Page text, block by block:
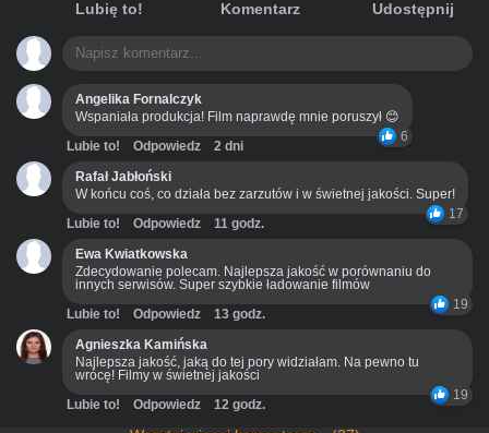
Lubię to! Komentarz Udostępnij
Angelika Fornalczyk
Wspaniała produkcja! Film naprawdę mnie poruszył 😊
6
Lubie to! Odpowiedz
2 dni
Rafał Jabłoński
W końcu coś, co działa bez zarzutów i w świetnej jakości. Super!
17
Lubie to! Odpowiedz
11 godz.
Ewa Kwiatkowska
Zdecydowanie polecam. Najlepsza jakość w porównaniu do
innych serwisów. Super szybkie ładowanie filmów
19
Lubie to! Odpowiedz
13 godz.
Agnieszka Kamińska
Najlepsza jakość, jaką do tej pory widziałam. Na pewno tu
wrócę! Filmy w świetnej jakości
19
Lubie to! Odpowiedz 12 godz.